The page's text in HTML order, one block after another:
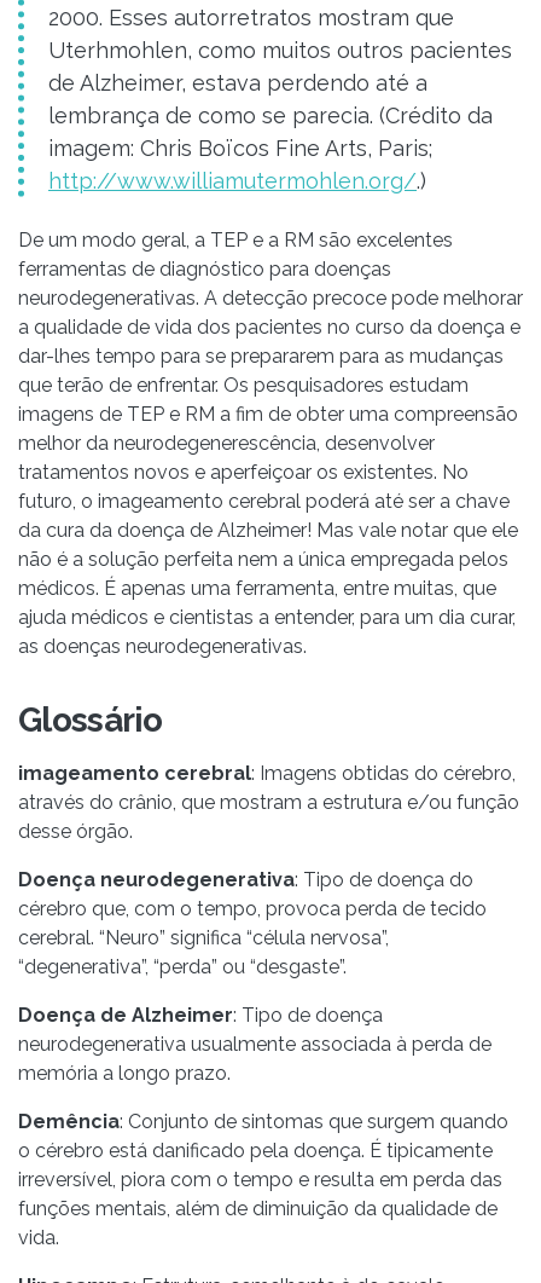
2000. Esses autorretratos mostram que
Uterhmohlen, como muitos outros pacientes
de Alzheimer, estava perdendo até a
lembrança de como se parecia. (Crédito da
imagem: Chris Boïcos Fine Arts, Paris;
http://www.williamutermohlen.org/.)
De um modo geral, a TEP e a RM são excelentes
ferramentas de diagnóstico para doenças
neurodegenerativas. A detecção precoce pode melhorar
a qualidade de vida dos pacientes no curso da doença e
dar-lhes tempo para se prepararem para as mudanças
que terão de enfrentar. Os pesquisadores estudam
imagens de TEP e RM a fim de obter uma compreensão
melhor da neurodegenerescência, desenvolver
tratamentos novos e aperfeiçoar os existentes. No
futuro, o imageamento cerebral poderá até ser a chave
da cura da doença de Alzheimer! Mas vale notar que ele
não é a solução perfeita nem a única empregada pelos
médicos. É apenas uma ferramenta, entre muitas, que
ajuda médicos e cientistas a entender, para um dia curar,
as doenças neurodegenerativas.
Glossário
imageamento cerebral: Imagens obtidas do cérebro,
através do crânio, que mostram a estrutura e/ou função
desse órgão.
Doença neurodegenerativa: Tipo de doença do
cérebro que, com o tempo, provoca perda de tecido
cerebral. “Neuro” significa “célula nervosa”,
“degenerativa”, “perda” ou “desgaste”.
Doença de Alzheimer: Tipo de doença
neurodegenerativa usualmente associada à perda de
memória a longo prazo.
Demência: Conjunto de sintomas que surgem quando
o cérebro está danificado pela doença. É tipicamente
irreversível, piora com o tempo e resulta em perda das
funções mentais, além de diminuição da qualidade de
vida.